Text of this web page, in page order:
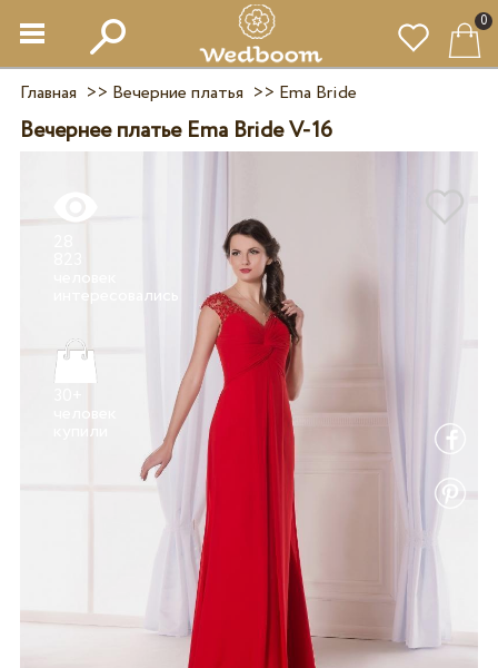
0
Главная >> Вечерние платья >> Ema Bride
Вечернее платье Ema Bride V-16
человек
человек